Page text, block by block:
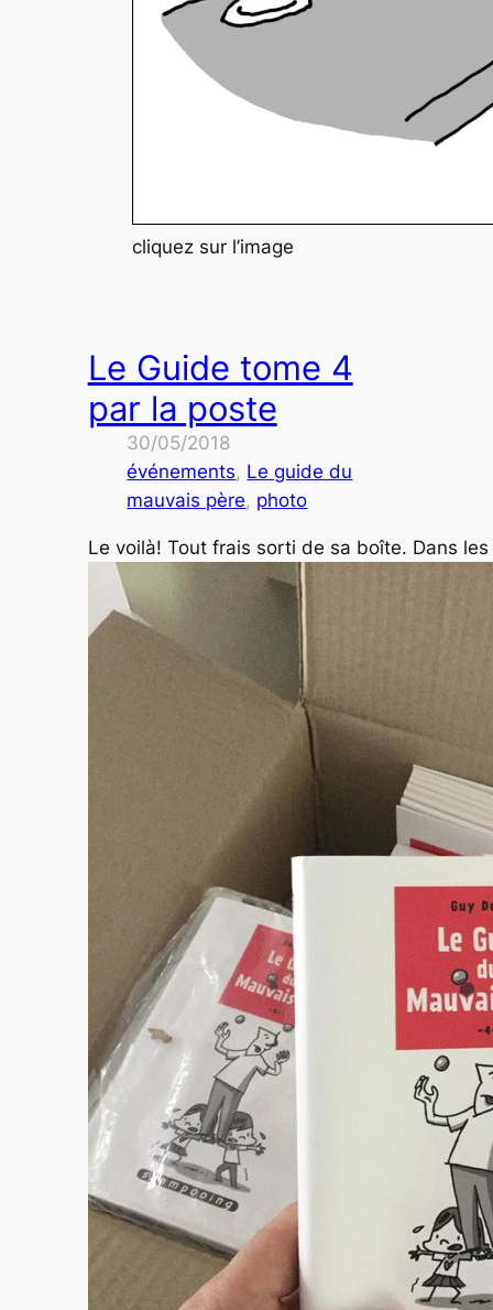
cliquez sur l’image
Le Guide tome 4
par la poste
30/05/2018
événements, Le guide du
mauvais père, photo
Le voilà! Tout frais sorti de sa boîte. Dans